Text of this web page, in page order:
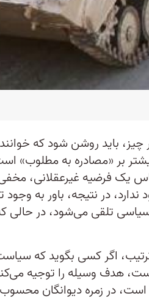
باید روشن شود که
بر «مصادره به مطلوب»
یک فرضیه غیرعقلانی،
در نتیجه، باور به
تلقی می‌شود، در حالی
اگر کسی بگوید که
هدف وسیله را توجیه
در زمره دیوانگان